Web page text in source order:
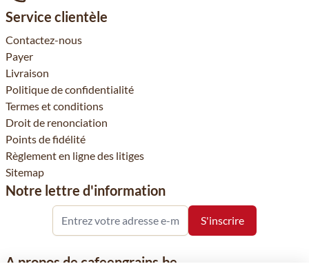
Service clientèle
Contactez-nous
Payer
Livraison
Politique de confidentialité
Termes et conditions
Droit de renonciation
Points de fidélité
Règlement en ligne des litiges
Sitemap
Notre lettre d'information
A propos de cafeengrains.be